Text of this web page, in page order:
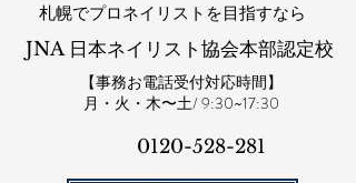
札幌​でプロネイリストを目指すなら
JNA 日本ネイリスト協会本部認定校
【事務お電話受付対応時間】
​月・火・木〜土/ 9:30~17:30
0120-528-281​